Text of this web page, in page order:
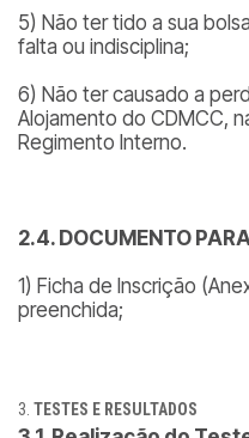
5) Não ter tido a sua
falta ou indisciplina;
6) Não ter causado a
Alojamento do CDMCC,
Regimento Interno.
2.4. DOCUMENTO
1) Ficha de Inscrição
preenchida;
TESTES E RESULTADOS